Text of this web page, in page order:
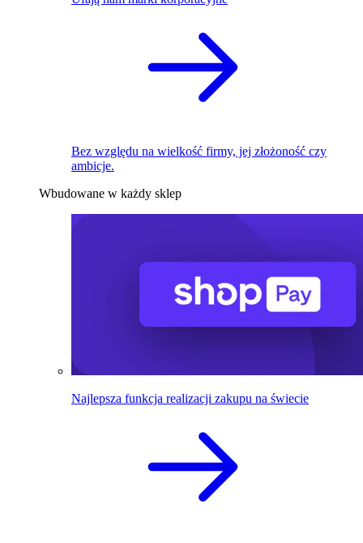
Bez względu na wielkość firmy, jej złożoność czy
ambicje.
Wbudowane w każdy sklep
Najlepsza funkcja realizacji zakupu na świecie